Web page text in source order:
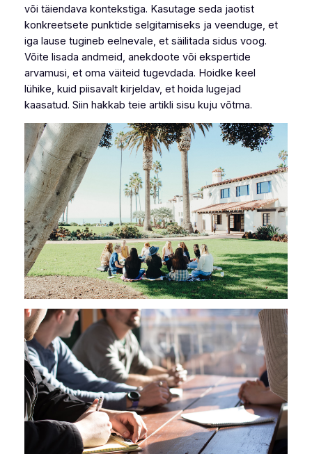
või täiendava kontekstiga. Kasutage seda jaotist
konkreetsete punktide selgitamiseks ja veenduge, et
iga lause tugineb eelnevale, et säilitada sidus voog.
Võite lisada andmeid, anekdoote või ekspertide
arvamusi, et oma väiteid tugevdada. Hoidke keel
lühike, kuid piisavalt kirjeldav, et hoida lugejad
kaasatud. Siin hakkab teie artikli sisu kuju võtma.